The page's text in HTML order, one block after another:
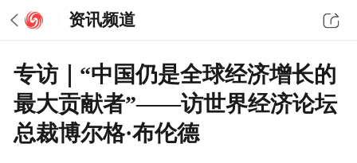
资讯频道
专访｜“中国仍是全球经济增长的
最大贡献者”——访世界经济论坛
总裁博尔格·布伦德